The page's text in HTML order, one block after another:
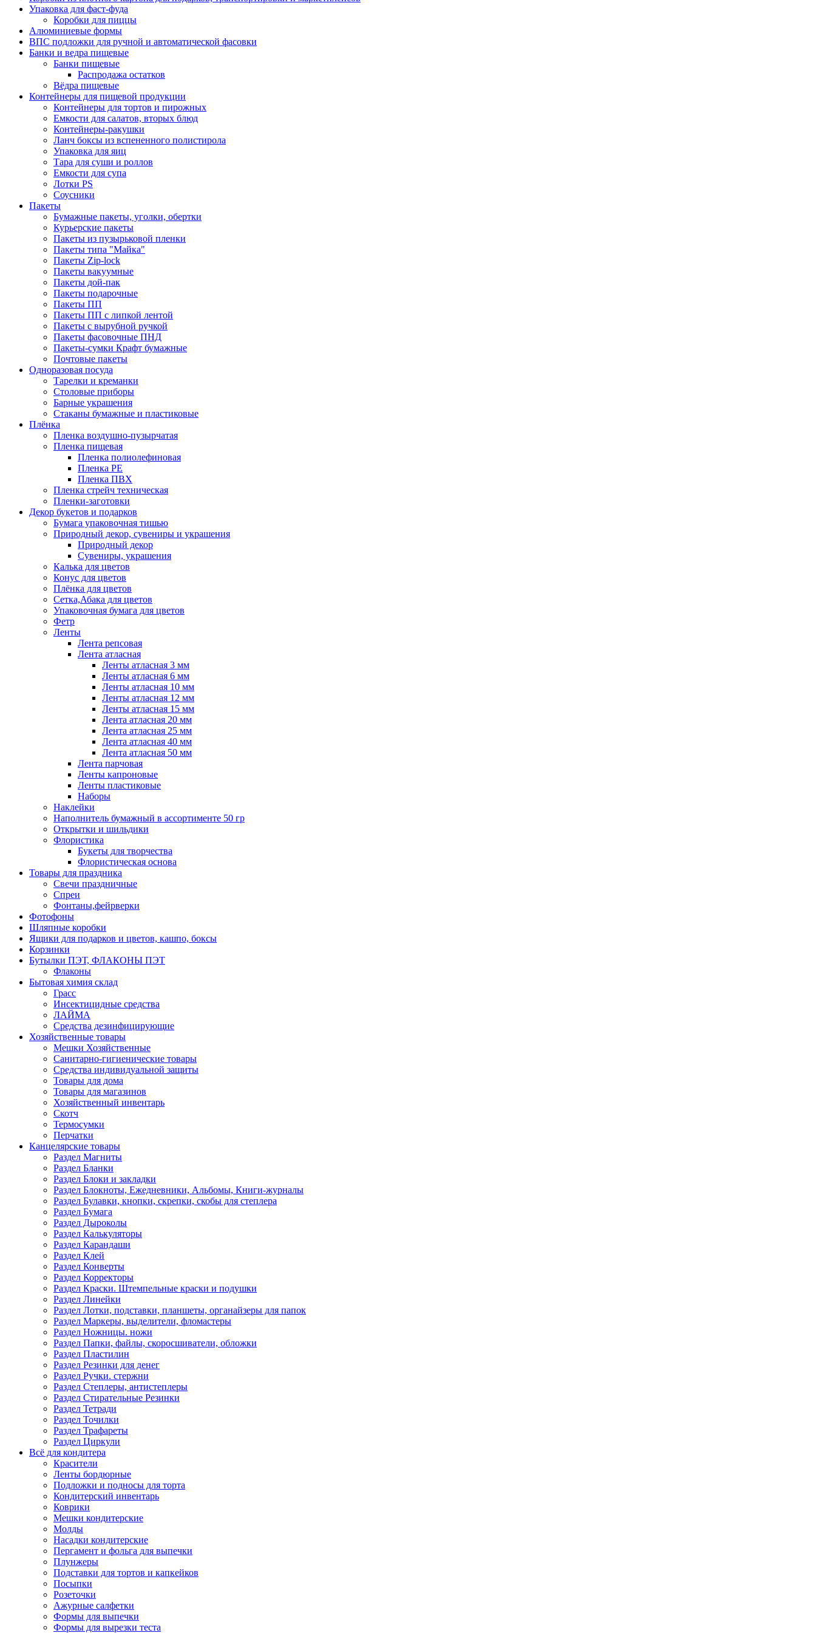
Упаковка для фаст-фуда
Коробки для пиццы
Алюминиевые формы
ВПС подложки для ручной и автоматической фасовки
Банки и ведра пищевые
Банки пищевые
Распродажа остатков
Вёдра пищевые
Контейнеры для пищевой продукции
Контейнеры для тортов и пирожных
Емкости для салатов, вторых блюд
Контейнеры-ракушки
Ланч боксы из вспененного полистирола
Упаковка для яиц
Тара для суши и роллов
Емкости для супа
Лотки PS
Соусники
Пакеты
Бумажные пакеты, уголки, обертки
Курьерские пакеты
Пакеты из пузырьковой пленки
Пакеты типа "Майка"
Пакеты Zip-lock
Пакеты вакуумные
Пакеты дой-пак
Пакеты подарочные
Пакеты ПП
Пакеты ПП с липкой лентой
Пакеты с вырубной ручкой
Пакеты фасовочные ПНД
Пакеты-сумки Крафт бумажные
Почтовые пакеты
Одноразовая посуда
Тарелки и креманки
Столовые приборы
Барные украшения
Стаканы бумажные и пластиковые
Плёнка
Пленка воздушно-пузырчатая
Пленка пищевая
Пленка полиолефиновая
Пленка PE
Пленка ПВХ
Пленка стрейч техническая
Пленки-заготовки
Декор букетов и подарков
Бумага упаковочная тишью
Природный декор, сувениры и украшения
Природный декор
Сувениры, украшения
Калька для цветов
Конус для цветов
Плёнка для цветов
Сетка,Абака для цветов
Упаковочная бумага для цветов
Фетр
Ленты
Лента репсовая
Лента атласная
Ленты атласная 3 мм
Ленты атласная 6 мм
Ленты атласная 10 мм
Ленты атласная 12 мм
Ленты атласная 15 мм
Лента атласная 20 мм
Лента атласная 25 мм
Лента атласная 40 мм
Лента атласная 50 мм
Лента парчовая
Ленты капроновые
Ленты пластиковые
Наборы
Наклейки
Наполнитель бумажный в ассортименте 50 гр
Открытки и шильдики
Флористика
Букеты для творчества
Флористическая основа
Товары для праздника
Свечи праздничные
Спреи
Фонтаны,фейрверки
Фотофоны
Шляпные коробки
Ящики для подарков и цветов, кашпо, боксы
Корзинки
Бутылки ПЭТ, ФЛАКОНЫ ПЭТ
Флаконы
Бытовая химия склад
Грасс
Инсектицидные средства
ЛАЙМА
Средства дезинфицирующие
Хозяйственные товары
Мешки Хозяйственные
Санитарно-гигиенические товары
Средства индивидуальной защиты
Товары для дома
Товары для магазинов
Хозяйственный инвентарь
Скотч
Термосумки
Перчатки
Канцелярские товары
Раздел Магниты
Раздел Бланки
Раздел Блоки и закладки
Раздел Блокноты, Ежедневники, Альбомы, Книги-журналы
Раздел Булавки, кнопки, скрепки, скобы для степлера
Раздел Бумага
Раздел Дыроколы
Раздел Калькуляторы
Раздел Карандаши
Раздел Клей
Раздел Конверты
Раздел Корректоры
Раздел Краски. Штемпельные краски и подушки
Раздел Линейки
Раздел Лотки, подставки, планшеты, органайзеры для папок
Раздел Маркеры, выделители, фломастеры
Раздел Ножницы. ножи
Раздел Папки, файлы, скоросшиватели, обложки
Раздел Пластилин
Раздел Резинки для денег
Раздел Ручки. стержни
Раздел Степлеры, антистеплеры
Раздел Стирательные Резинки
Раздел Тетради
Раздел Точилки
Раздел Трафареты
Раздел Циркули
Всё для кондитера
Красители
Ленты бордюрные
Подложки и подносы для торта
Кондитерский инвентарь
Коврики
Мешки кондитерские
Молды
Насадки кондитерские
Пергамент и фольга для выпечки
Плунжеры
Подставки для тортов и капкейков
Посыпки
Розеточки
Ажурные салфетки
Формы для выпечки
Формы для вырезки теста